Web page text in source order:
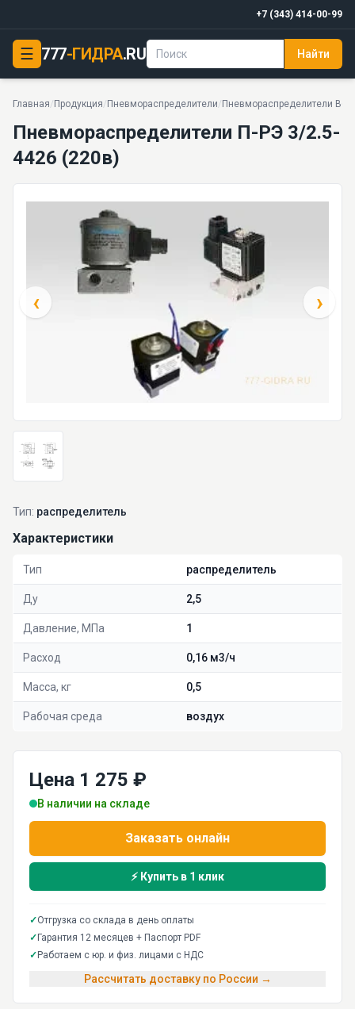
+7 (343) 414-00-99
☰ 777-ГИДРА.RU Найти
Главная/ Продукция/ Пневмораспределители/ Пневмораспределители
Пневмораспределители П-РЭ 3/2.5-4426 (220в)
Пневмораспределители П-РЭ 3/2.5-
4426 (220в)
‹ ›
Тип: распределитель
Характеристики
Тип распределитель
Ду 2,5
Давление, МПа 1
Расход 0,16 м3/ч
Масса, кг 0,5
Рабочая среда воздух
Цена 1 275 ₽
В наличии на складе
Заказать онлайн
⚡ Купить в 1 клик
✓Отгрузка со склада в день оплаты
✓ Гарантия 12 месяцев + Паспорт PDF
✓ Работаем с юр. и физ. лицами с НДС
Рассчитать доставку по России →